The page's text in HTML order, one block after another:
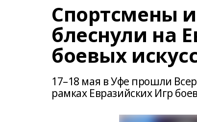
Спортсмены
блеснули на
боевых
17–18 мая в Уфе прошли
рамках Евразийских Игр